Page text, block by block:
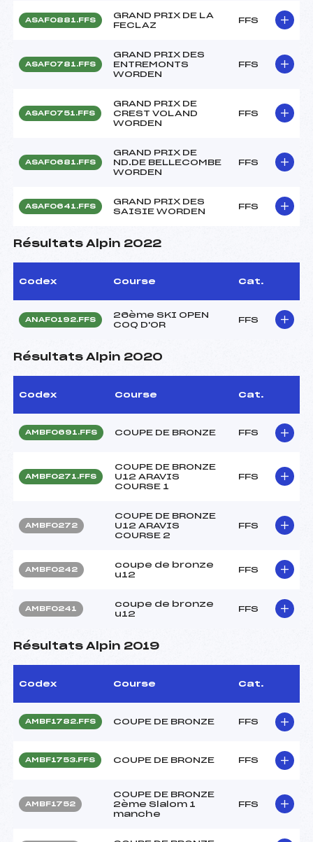
ASAF0881.FFS
GRAND PRIX DE LA
FECLAZ
FFS
ASAF0781.FFS
GRAND PRIX DES
ENTREMONTS
WORDEN
FFS
ASAF0751.FFS
GRAND PRIX DE
CREST VOLAND
WORDEN
FFS
ASAF0681.FFS
GRAND PRIX DE
ND.DE BELLECOMBE
WORDEN
FFS
ASAF0641.FFS
GRAND PRIX DES
SAISIE WORDEN
FFS
Résultats Alpin 2022
Codex Course Cat.
ANAF0192.FFS
26ème SKI OPEN
COQ D'OR
FFS
Résultats Alpin 2020
Codex Course Cat.
AMBF0691.FFS COUPE DE BRONZE FFS
AMBF0271.FFS
COUPE DE BRONZE
U12 ARAVIS
COURSE 1
FFS
AMBF0272
COUPE DE BRONZE
U12 ARAVIS
COURSE 2
FFS
AMBF0242
coupe de bronze
u12
FFS
AMBF0241
coupe de bronze
u12
FFS
Résultats Alpin 2019
Codex Course Cat.
AMBF1782.FFS COUPE DE BRONZE FFS
AMBF1753.FFS COUPE DE BRONZE FFS
AMBF1752
COUPE DE BRONZE
2ème Slalom 1
manche
FFS